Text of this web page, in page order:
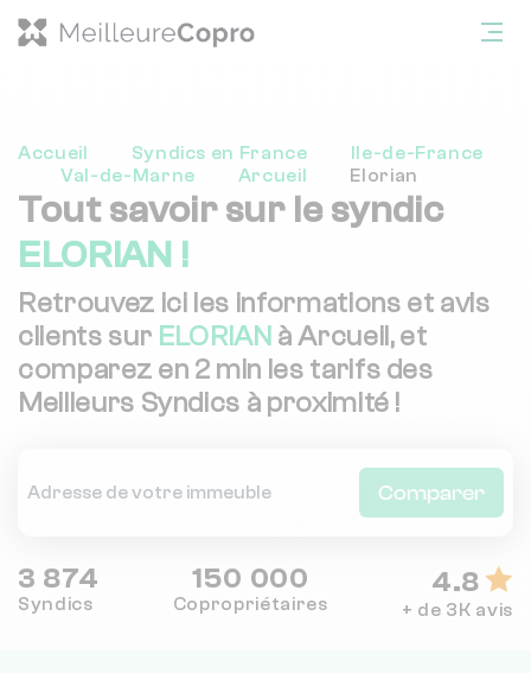
Accueil Syndics en France
Ile-de-France
Val-de-Marne
Arcueil Elorian
Tout savoir sur le syndic
ELORIAN !
Retrouvez ici les informations et avis
clients sur ELORIAN à Arcueil, et
comparez en 2 min les tarifs des
Meilleurs Syndics à proximité !
Comparer
3 874
Syndics
150 000
Copropriétaires
4.8
+ de 3K avis